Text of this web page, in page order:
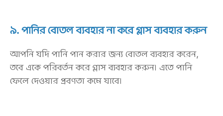
৯. পানির বোতল ব্যবহার না করে গ্লাস ব্যবহার করুন
আপনি যদি পানি পান করার জন্য বোতল ব্যবহার করেন,
তবে একে পরিবর্তন করে গ্লাস ব্যবহার করুন। এতে পানি
ফেলে দেওয়ার প্রবণতা কমে যাবে।